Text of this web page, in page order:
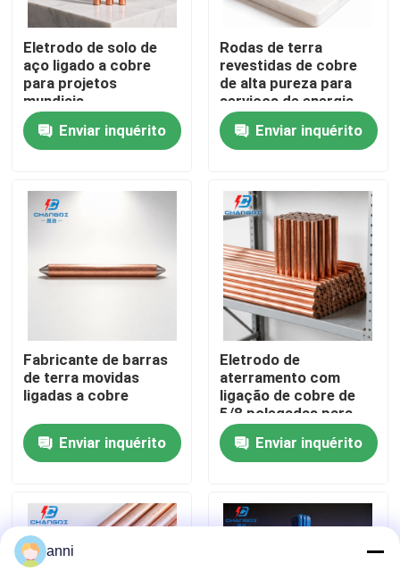
Casa
Produtos
Quem Somos
Fábrica
Fale Conosco
notícias
Todos os casos
Pedir um orçamento
Eletrodo de solo de
aço ligado a cobre
para projetos
mundiais
Enviar inquérito
Rodas de terra
revestidas de cobre
de alta pureza para
serviços de energia
Enviar inquérito
Fabricante de barras
de terra movidas
ligadas a cobre
Enviar inquérito
Eletrodo de
aterramento com
ligação de cobre de
5/8 polegadas para
projetos de serviços
públicosEnviar inquérito
anni